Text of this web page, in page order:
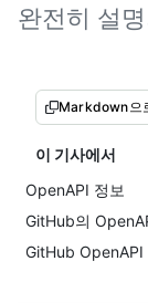
완전히 설
Markdown으
이 기사에서
OpenAPI 정보
GitHub의
GitHub OpenAPI